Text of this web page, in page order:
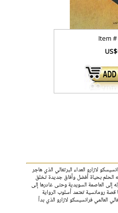
Item #
لازارو العداء البرتغالي الذي هاجر
الحلم بحياة أفضل وآفاق جديدة تخلق
العاصمة السويدية وحتى غادرها إلى
حياته . إنها قصة رومانسية تعتمد أسلوب الرواية
العالمي فرانسيسكو لازارو الذي بدأ